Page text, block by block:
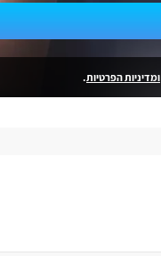
ומדיניות הפרטיות.